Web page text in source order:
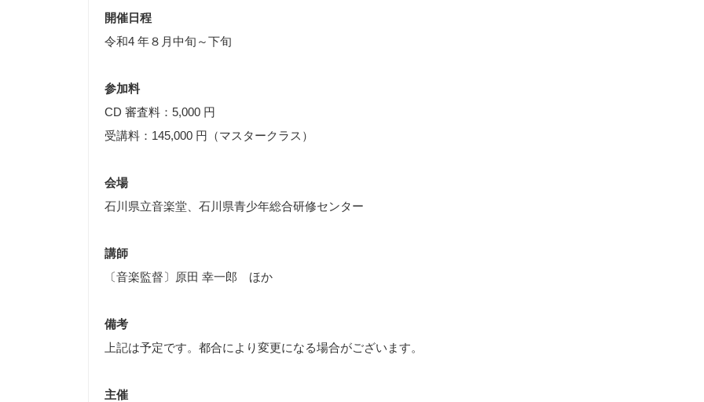
開催日程
令和4 年８月中旬～下旬
参加料
CD 審査料：5,000 円
受講料：145,000 円（マスタークラス）
会場
石川県立音楽堂、石川県青少年総合研修センター
講師
〔音楽監督〕原田 幸一郎 ほか
備考
上記は予定です。都合により変更になる場合がございます。
主催